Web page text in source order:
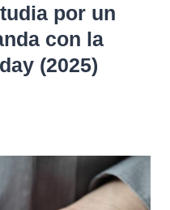
por un
con la
(2025)